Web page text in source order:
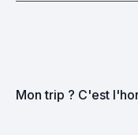
Mon trip ? C'est